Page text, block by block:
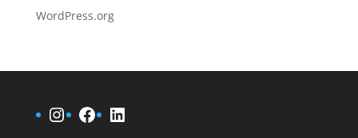
WordPress.org
Instagram
Facebook
LinkedIn